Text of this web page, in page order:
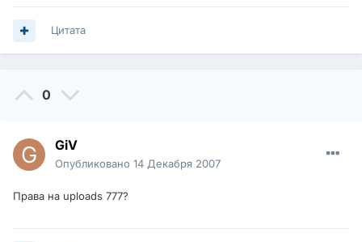
Цитата
0
GiV
Опубликовано 14 Декабря 2007
Права на uploads 777?